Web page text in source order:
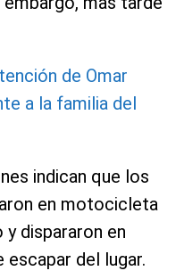
de Omar
a la familia del
indican que los
en motocicleta
dispararon en
escapar del lugar.